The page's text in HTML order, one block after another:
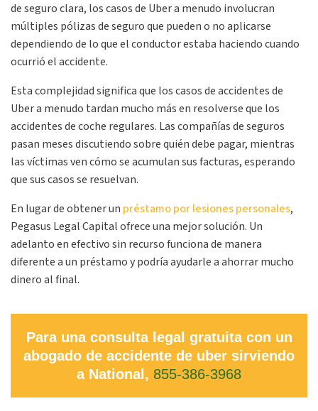
de seguro clara, los casos de Uber a menudo involucran
múltiples pólizas de seguro que pueden o no aplicarse
dependiendo de lo que el conductor estaba haciendo cuando
ocurrió el accidente.
Esta complejidad significa que los casos de accidentes de
Uber a menudo tardan mucho más en resolverse que los
accidentes de coche regulares. Las compañías de seguros
pasan meses discutiendo sobre quién debe pagar, mientras
las víctimas ven cómo se acumulan sus facturas, esperando
que sus casos se resuelvan.
En lugar de obtener un préstamo por lesiones personales,
Pegasus Legal Capital ofrece una mejor solución. Un
adelanto en efectivo sin recurso funciona de manera
diferente a un préstamo y podría ayudarle a ahorrar mucho
dinero al final.
Para una consulta legal gratuita con un
abogado de accidente de uber sirviendo
a National, 855-386-3968